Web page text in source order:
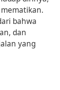
bahwa
dan
yang